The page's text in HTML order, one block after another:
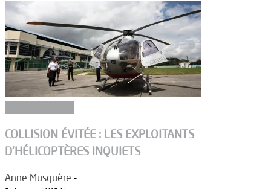
COLLISION ÉVITÉE : LES EXPLOITANTS
D’HÉLICOPTÈRES INQUIETS
Anne Musquère -